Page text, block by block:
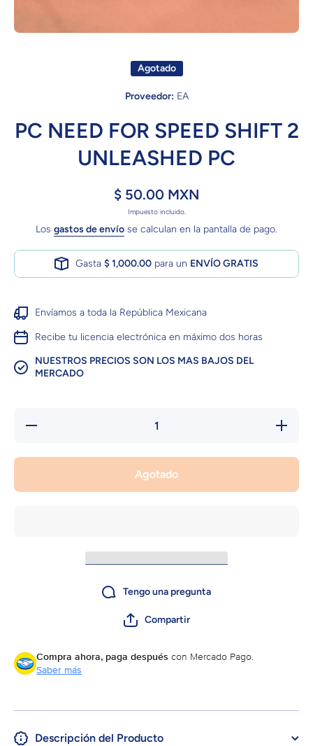
Agotado
Proveedor: EA
PC NEED FOR SPEED SHIFT 2
UNLEASHED PC
$ 50.00 MXN
Impuesto incluido.
Los gastos de envío se calculan en la pantalla de pago.
Gasta $ 1,000.00 para un ENVÍO GRATIS
Envíamos a toda la República Mexicana
Recibe tu licencia electrónica en máximo dos horas
NUESTROS PRECIOS SON LOS MAS BAJOS DEL
MERCADO
Reducir
cantidad
PC
Agotado
Tengo una pregunta
Compartir
Compra ahora, paga después con Mercado Pago.
Saber más
Descripción del Producto